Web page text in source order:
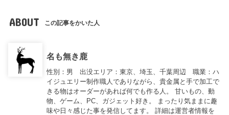
ABOUT この記事をかいた人
名も無き鹿
性別：男 出没エリア：東京、埼玉、千葉周辺 職業：ハ
イジュエリー制作職人でありながら、貴金属と手で加工で
きる物はオーダーがあれば何でも作る人。 甘いもの、動
物、ゲーム、PC、ガジェット好き。 まったり気ままに趣
味や日々感じた事を発信してます。 詳細は運営者情報を